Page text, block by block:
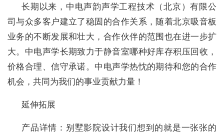
长期以来，中电声韵声学工程技术（北京）有限公
司与众多客户建立了稳固的合作关系，随着北京吸音板
业务的不断发展和壮大，合作伙伴的范围也在进一步扩
大。中电声学长期致力于静音室哪种好库存积压回收，
价格合理、信守承诺。中电声学热忱的期待和您的合作
机会，共同为我们的事业贡献力量！
延伸拓展
产品详情：别墅影院设计我们想到的就是一张张的